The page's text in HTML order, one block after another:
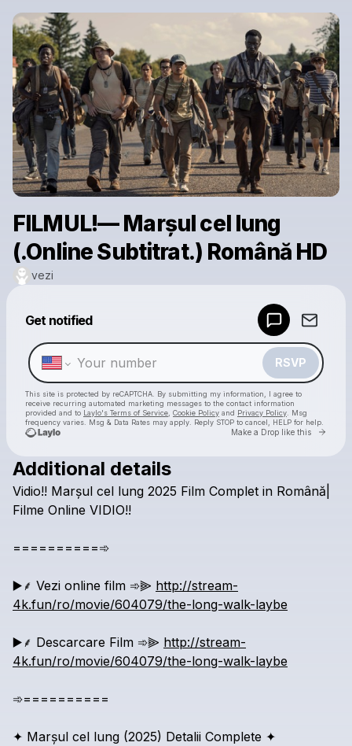
FILMUL!— Marșul cel lung
(.Online Subtitrat.) Română HD
vezi
Get notified
RSVP
This site is protected by reCAPTCHA. By submitting my information, I agree to
receive recurring automated marketing messages to the contact information
provided and to Laylo's Terms of Service Cookie Policy and Privacy Policy . Msg
frequency varies. Msg & Data Rates may apply. Reply STOP to cancel, HELP for help.
Make a Drop like this Go
Check your texts
Additional details
Vidio!! Marșul cel lung 2025 Film Complet in Română|
Filme Online VIDIO!!
==========➾
▶️⸙ Vezi online film ➾⫸ http://stream-
4k.fun/ro/movie/604079/the-long-walk-laybe
▶️⸙ Descarcare Film ➾⫸ http://stream-
4k.fun/ro/movie/604079/the-long-walk-laybe
➾==========
✦ Marșul cel lung (2025) Detalii Complete ✦